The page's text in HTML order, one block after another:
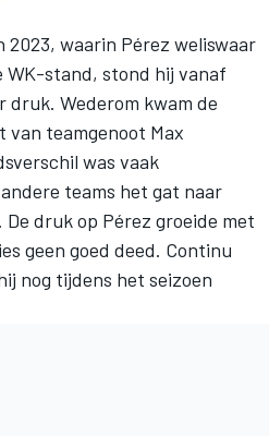
2023, waarin Pérez weliswaar
WK-stand, stond hij vanaf
druk. Wederom kwam de
van teamgenoot Max
was vaak
teams het gat naar
druk op Pérez groeide met
geen goed deed. Continu
nog tijdens het seizoen